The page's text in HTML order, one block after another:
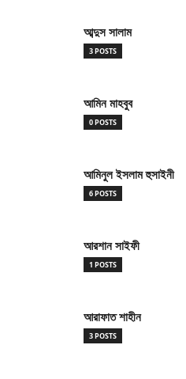
আব্দুস সালাম
3 POSTS
আমিন মাহবুব
0 POSTS
আমিনুল ইসলাম হুসাইনী
6 POSTS
আরশান সাইফী
1 POSTS
আরাফাত শাহীন
3 POSTS